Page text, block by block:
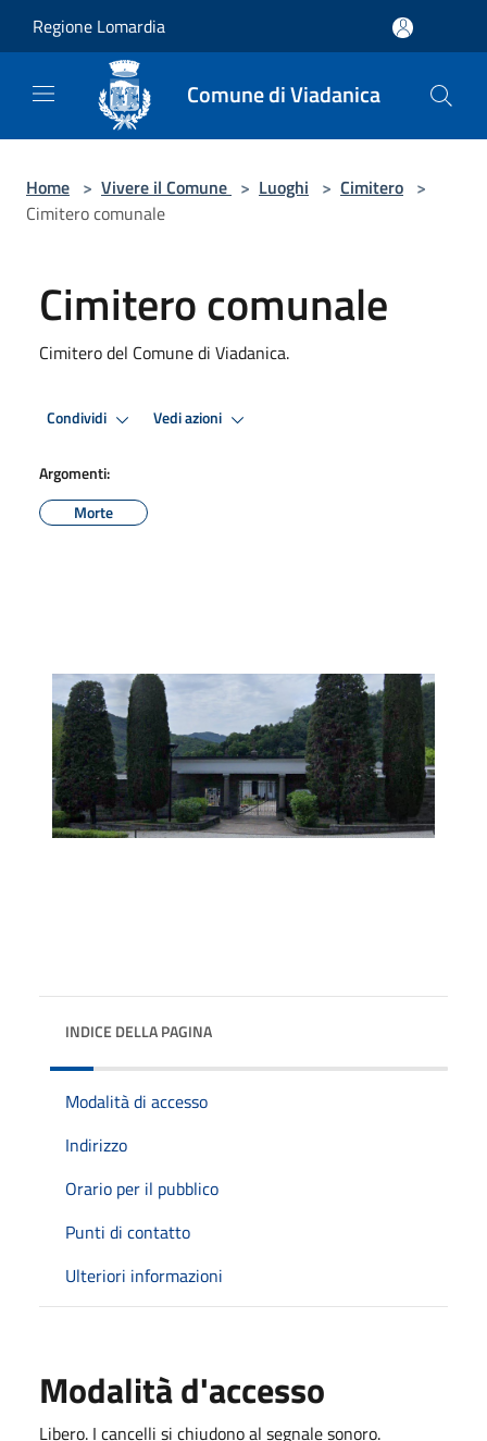
Regione Lomardia
Comune di Viadanica
Home > Vivere il Comune > Luoghi > Cimitero >
Cimitero comunale
Cimitero comunale
Cimitero del Comune di Viadanica.
Condividi Vedi azioni
Argomenti:
Morte
INDICE DELLA PAGINA
Modalità di accesso
Indirizzo
Orario per il pubblico
Punti di contatto
Ulteriori informazioni
Modalità d'accesso
Libero. I cancelli si chiudono al segnale sonoro.